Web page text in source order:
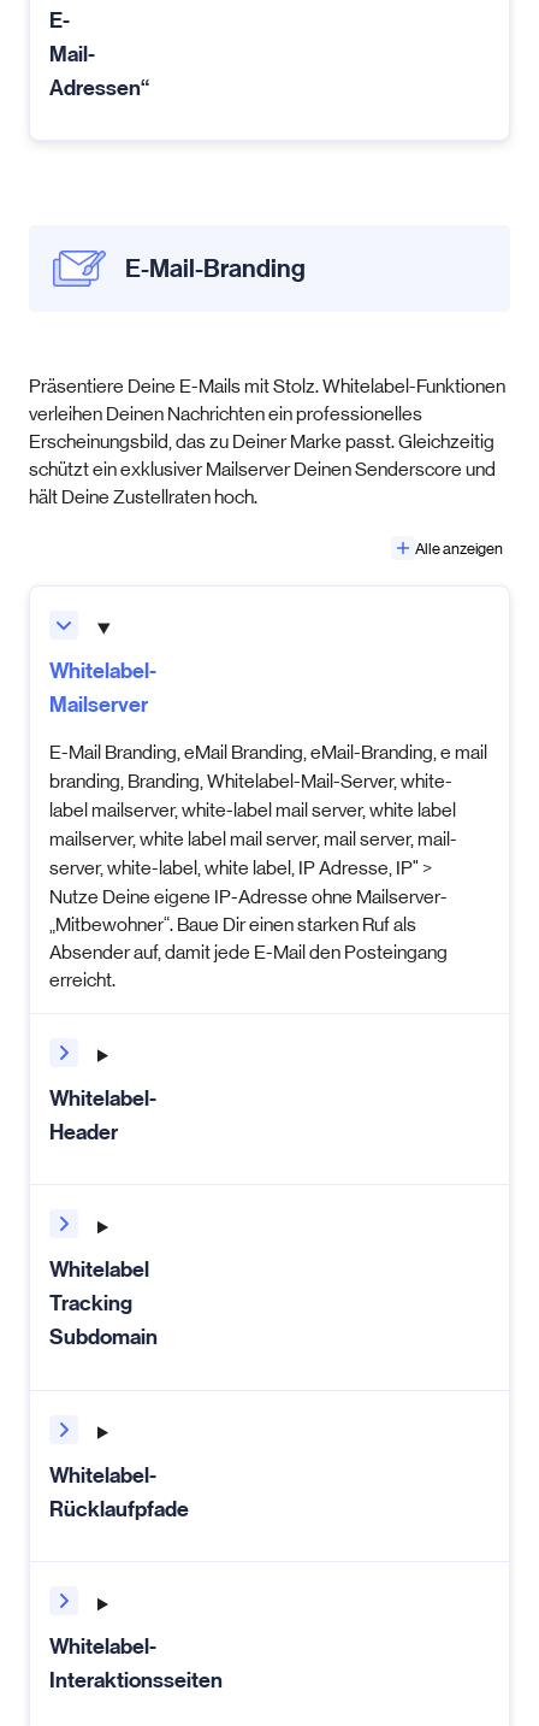
E-
Mail-
Adressen“
E-Mail-Branding
Präsentiere Deine E-Mails mit Stolz. Whitelabel-Funktionen
verleihen Deinen Nachrichten ein professionelles
Erscheinungsbild, das zu Deiner Marke passt. Gleichzeitig
schützt ein exklusiver Mailserver Deinen Senderscore und
hält Deine Zustellraten hoch.
Alle anzeigen
Whitelabel-
Mailserver
E-Mail Branding, eMail Branding, eMail-Branding, e mail
branding, Branding, Whitelabel-Mail-Server, white-
label mailserver, white-label mail server, white label
mailserver, white label mail server, mail server, mail-
server, white-label, white label, IP Adresse, IP" >
Nutze Deine eigene IP-Adresse ohne Mailserver-
„Mitbewohner“. Baue Dir einen starken Ruf als
Absender auf, damit jede E-Mailden Posteingang
erreicht.
Whitelabel-
Header
Whitelabel
Tracking
Subdomain
Whitelabel-
Rücklaufpfade
Whitelabel-
Interaktionsseiten